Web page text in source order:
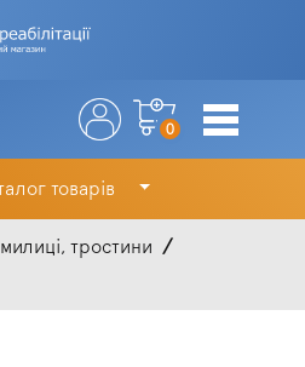
0
товарів
милиці, тростини